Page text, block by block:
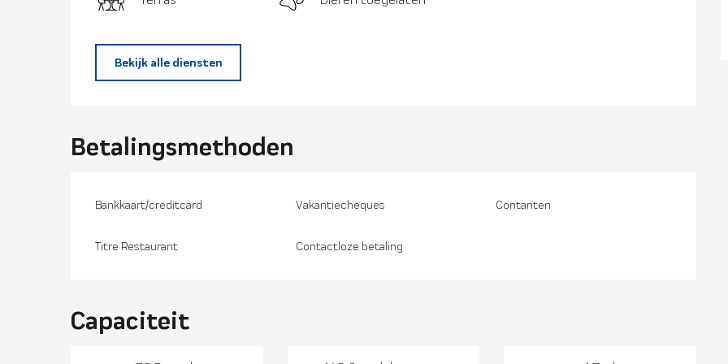
Bekijk alle diensten
Betalingsmethoden
Bankkaart/creditcard Vakantiecheques Contanten
Titre Restaurant Contactloze betaling
Capaciteit